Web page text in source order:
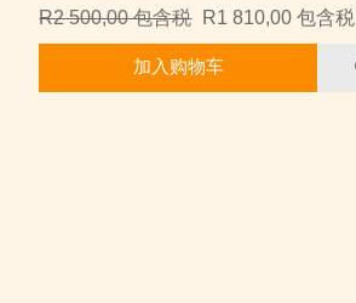
R2 500,00 包含税 R1 810,00 包含税
加入购物车